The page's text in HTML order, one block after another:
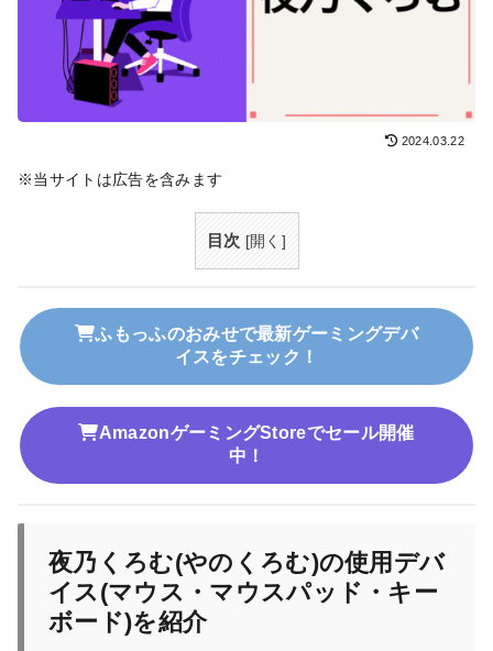
2024.03.22
※当サイトは広告を含みます
目次 [開く ]
ふもっふのおみせで最新ゲーミングデバ
イスをチェック！
AmazonゲーミングStoreでセール開催
中！
夜乃くろむ(やのくろむ)の使用デバ
イス(マウス・マウスパッド・キー
ボード)を紹介